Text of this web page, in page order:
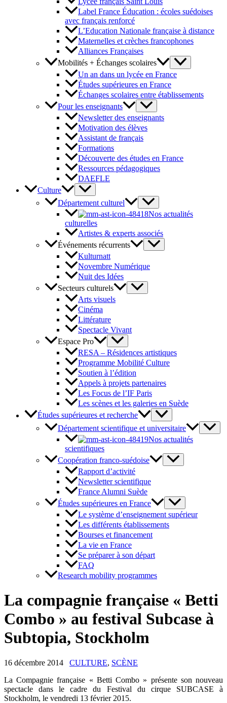
Label France Éducation : écoles suédoises
avec français renforcé
L’Education Nationale française à distance
Maternelles et crèches francophones
Alliances Françaises
Mobilités + Échanges scolaires
Un an dans un lycée en France
Études supérieures en France
Échanges scolaires entre établissements
Pour les enseignants
Newsletter des enseignants
Motivation des élèves
Assistant de français
Formations
Découverte des études en France
Ressources pédagogiques
DAEFLE
Culture
Département culturel
Nos actualités
culturelles
Artistes & experts associés
Événements récurrents
Kulturnatt
Novembre Numérique
Nuit des Idées
Secteurs culturels
Arts visuels
Cinéma
Littérature
Spectacle Vivant
Espace Pro
RESA – Résidences artistiques
Programme Mobilité Culture
Soutien à l’édition
Appels à projets partenaires
Les Focus de l’IF Paris
Les scènes et les galeries en Suède
Études supérieures et recherche
Département scientifique et universitaire
Nos actualités
scientifiques
Coopération franco-suédoise
Rapport d’activité
Newsletter scientifique
France Alumni Suède
Études supérieures en France
Le système d’enseignement supérieur
Les différents établissements
Bourses et financement
La vie en France
Se préparer à son départ
FAQ
Research mobility programmes
La compagnie française « Betti
Combo » au festival Subcase à
Subtopia, Stockholm
16 décembre 2014 CULTURE, SCÈNE
La Compagnie française « Betti Combo » présente son nouveau
spectacle dans le cadre du Festival du cirque SUBCASE à
Stockholm, le vendredi 13 février 2015.